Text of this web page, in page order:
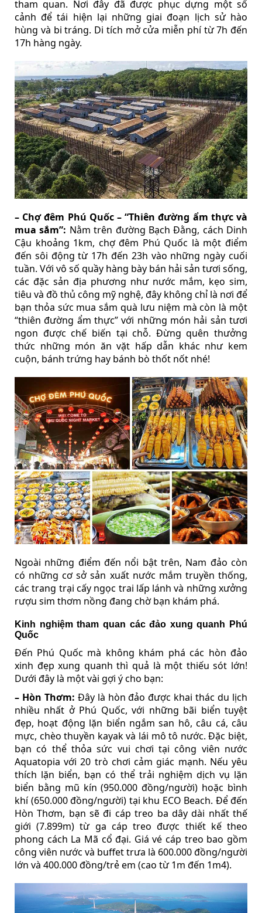
tham quan. Nơi đây đã được phục dựng một số
cảnh để tái hiện lại những giai đoạn lịch sử hào
hùng và bi tráng. Di tích mở cửa miễn phí từ 7h đến
17h hàng ngày.
– Chợ đêm Phú Quốc – “Thiên đường ẩm thực và
mua sắm”: Nằm trên đường Bạch Đằng, cách Dinh
Cậu khoảng 1km, chợ đêm Phú Quốc là một điểm
đến sôi động từ 17h đến 23h vào những ngày cuối
tuần. Với vô số quầy hàng bày bán hải sản tươi sống,
các đặc sản địa phương như nước mắm, kẹo sim,
tiêu và đồ thủ công mỹ nghệ, đây không chỉ là nơi để
bạn thỏa sức mua sắm quà lưu niệm mà còn là một
“thiên đường ẩm thực” với những món hải sản tươi
ngon được chế biến tại chỗ. Đừng quên thưởng
thức những món ăn vặt hấp dẫn khác như kem
cuộn, bánh trứng hay bánh bò thốt nốt nhé!
Ngoài những điểm đến nổi bật trên, Nam đảo còn
có những cơ sở sản xuất nước mắm truyền thống,
các trang trại cấy ngọc trai lấp lánh và những xưởng
rượu sim thơm nồng đang chờ bạn khám phá.
Kinh nghiệm tham quan các đảo xung quanh Phú
Quốc
Đến Phú Quốc mà không khám phá các hòn đảo
xinh đẹp xung quanh thì quả là một thiếu sót lớn!
Dưới đây là một vài gợi ý cho bạn:
– Hòn Thơm: Đây là hòn đảo được khai thác du lịch
nhiều nhất ở Phú Quốc, với những bãi biển tuyệt
đẹp, hoạt động lặn biển ngắm san hô, câu cá, câu
mực, chèo thuyền kayak và lái mô tô nước. Đặc biệt,
bạn có thể thỏa sức vui chơi tại công viên nước
Aquatopia với 20 trò chơi cảm giác mạnh. Nếu yêu
thích lặn biển, bạn có thể trải nghiệm dịch vụ lặn
biển bằng mũ kín (950.000 đồng/người) hoặc bình
khí (650.000 đồng/người) tại khu ECO Beach. Để đến
Hòn Thơm, bạn sẽ đi cáp treo ba dây dài nhất thế
giới (7.899m) từ ga cáp treo được thiết kế theo
phong cách La Mã cổ đại. Giá vé cáp treo bao gồm
công viên nước và buffet trưa là 600.000 đồng/người
lớn và 400.000 đồng/trẻ em (cao từ 1m đến 1m4).